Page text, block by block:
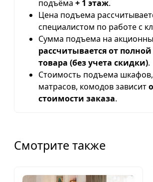
подъёма + 1 этаж.
Цена подъема
специалистом по работе с
Сумма подъема на
рассчитывается от
товара (без учета скидки).
Стоимость подъема шкафов,
матрасов, комодов зависит
стоимости заказа.
Смотрите также